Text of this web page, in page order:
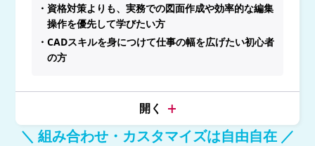
・資格対策よりも、実務での図面作成や効率的な編集
操作を優先して学びたい方
・CADスキルを身につけて仕事の幅を広げたい初心者
の方
＼ 組み合わせ・カスタマイズは自由自在 ／